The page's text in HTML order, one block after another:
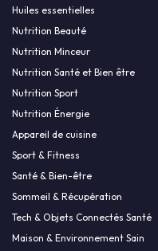
Huiles essentielles
Nutrition Beauté
Nutrition Minceur
Nutrition Santé et Bien être
Nutrition Sport
Nutrition Énergie
Appareil de cuisine
Sport & Fitness
Santé & Bien-être
Sommeil & Récupération
Tech & Objets Connectés Santé
Maison & Environnement Sain